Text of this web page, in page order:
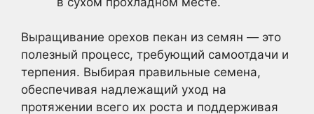
Выращивание орехов пекан из семян — это
полезный процесс, требующий самоотдачи и
терпения. Выбирая правильные семена,
обеспечивая надлежащий уход на
протяжении всего их роста и поддерживая